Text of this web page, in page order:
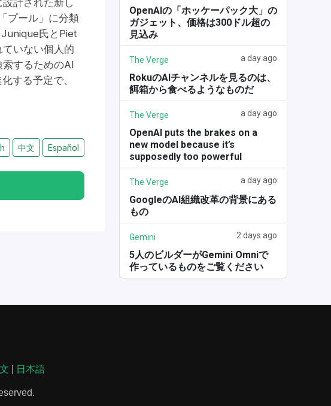
計された新し
プール」に分類
氏とPiet
いない個人的
するためのAI
する予定で、
中文 Español
OpenAIの「ホッケーパック大」の
ガジェット、価格は300ドル超の
見込み
The Verge a day ago
RokuのAIチャンネルを見るのは、
餌箱から食べるようなものだ
The Verge a day ago
OpenAI puts the brakes on a
new model because it’s
supposedly too powerful
The Verge a day ago
GoogleのAI組織改革の背景にある
もの
Gemini 2 days ago
5人のビルダーがGemini Omniで
作っているものをご覧ください
日本語